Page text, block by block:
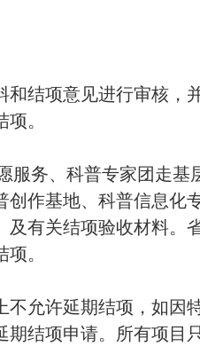
结项意见进行审核，
。
务、科普专家团走基
创作基地、科普信息化
及有关结项验收材料。
。
允许延期结项，如因
结项申请。所有项目